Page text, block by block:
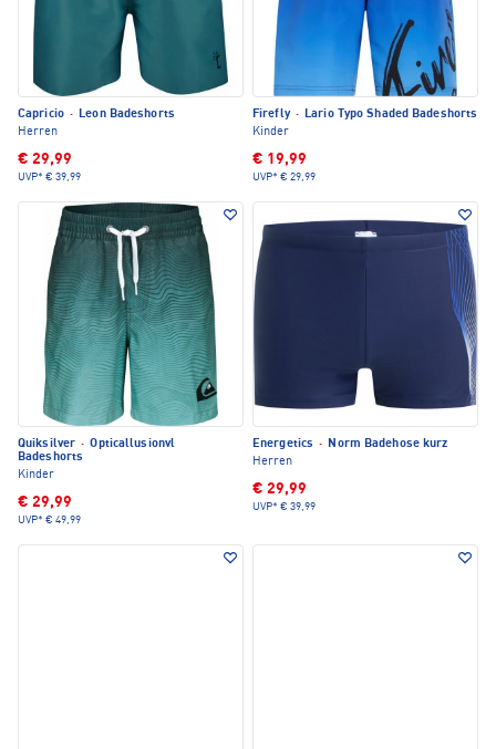
Capricio · Leon Badeshorts
Herren
€ 29,99
UVP* € 39,99
Firefly · Lario Typo Shaded Badeshorts
Kinder
€ 19,99
UVP* € 29,99
Quiksilver · Opticallusionvl
Badeshorts
Kinder
€ 29,99
UVP* € 49,99
Energetics · Norm Badehose kurz
Herren
€ 29,99
UVP* € 39,99